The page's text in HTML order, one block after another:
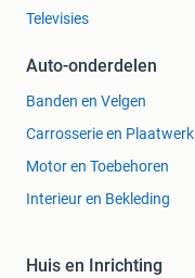
Televisies
Auto-onderdelen
Banden en Velgen
Carrosserie en Plaatwerk
Motor en Toebehoren
Interieur en Bekleding
Huis en Inrichting